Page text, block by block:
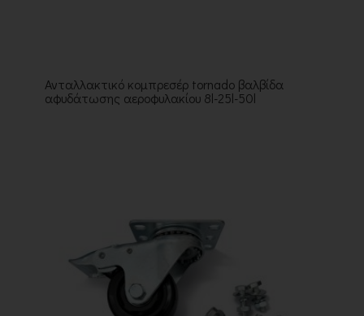
Ανταλλακτικό κομπρεσέρ tornado βαλβίδα
αφυδάτωσης αεροφυλακίου 8l-25l-50l